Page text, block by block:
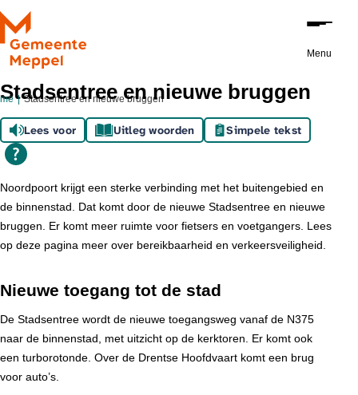
Ga naar de inhoud
Menu
Stadsentree en nieuwe bruggen
Stadsentree en nieuwe bruggen
Lees voor Uitleg woorden Simpele tekst
Noordpoort krijgt een sterke verbinding met het buitengebied en
de binnenstad. Dat komt door de nieuwe Stadsentree en nieuwe
bruggen. Er komt meer ruimte voor fietsers en voetgangers. Lees
op deze pagina meer over bereikbaarheid en verkeersveiligheid.
Nieuwe toegang tot de stad
De Stadsentree wordt de nieuwe toegangsweg vanaf de N375
naar de binnenstad, met uitzicht op de kerktoren. Er komt ook
een turborotonde. Over de Drentse Hoofdvaart komt een brug
voor auto’s.